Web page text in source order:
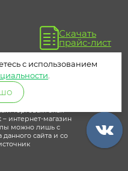
Скачать
прайс-лист
торговый знак
– интернет-магазин
можно лишь с
сайта и со
с использованием